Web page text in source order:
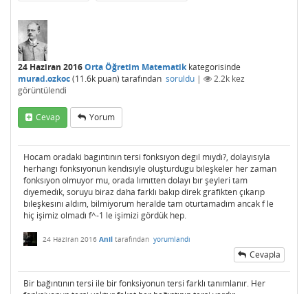
24 Haziran 2016Orta Öğretim Matematikkategorisinde
murad.ozkoc(11.6k puan) tarafından soruldu | 2.2k kez
görüntülendi
Cevap Yorum
Hocam oradaki bagıntının tersi fonksıyon degıl mıydı?, dolayısıyla
herhangı fonksıyonun kendısıyle oluşturdugu bıleşkeler her zaman
fonksıyon olmuyor mu, orada lımıtten dolayı bır şeyleri tam
dıyemedık, soruyu biraz daha farklı bakıp direk grafikten çıkarıp
bıleşkesını aldım, bilmiyorum heralde tam oturtamadım ancak f le
hiç işimiz olmadı f^-1 le işimizi gördük hep.
24 Haziran 2016 Anil tarafından yorumlandı
Cevapla
Bir bağıntının tersi ile bir fonksiyonun tersi farklı tanımlanır. Her